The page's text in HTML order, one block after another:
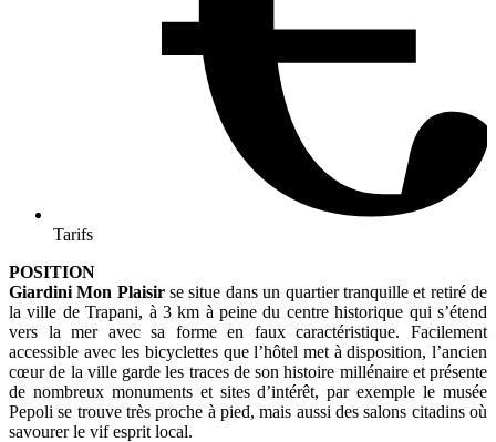
Tarifs
POSITION
Giardini Mon Plaisirse situe dans un quartier tranquille et retiré de
la ville de Trapani, à 3 km à peine du centre historique qui s’étend
vers la mer avec sa forme en faux caractéristique. Facilement
accessible avec les bicyclettes que l’hôtel met à disposition, l’ancien
cœur de la ville garde les traces de son histoire millénaire et présente
de nombreux monuments et sites d’intérêt, par exemple le musée
Pepoli se trouve très proche à pied, mais aussi des salons citadins où
savourer le vif esprit local.